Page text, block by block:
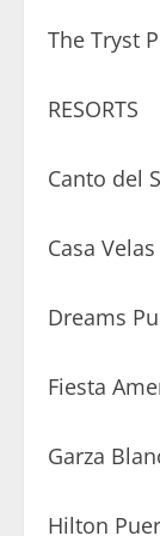
The Tryst
RESORTS
Canto del
Casa Velas
Dreams
Fiesta
Garza
Hilton